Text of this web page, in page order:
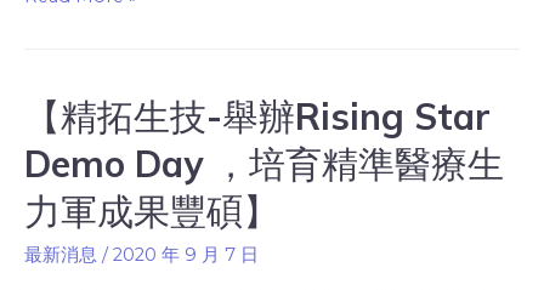
【精拓生技-舉辦Rising Star
Demo Day ，培育精準醫療生
力軍成果豐碩】
最新消息 / 2020 年 9 月 7 日